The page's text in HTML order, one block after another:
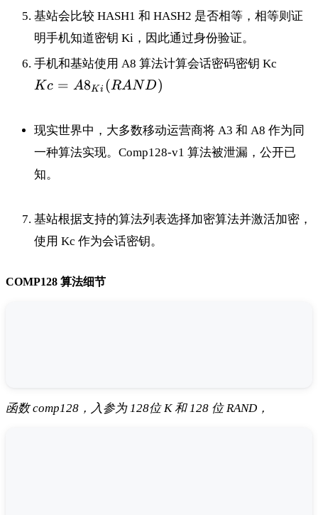
基站会比较 HASH1 和 HASH2 是否相等，相等则证
明手机知道密钥 Ki，因此通过身份验证。
手机和基站使用 A8 算法计算会话密码密钥 Kc
Kc = A8Ki (RAND)
现实世界中，大多数移动运营商将 A3 和 A8 作为同
一种算法实现。Comp128-v1 算法被泄漏，公开已
知。
基站根据支持的算法列表选择加密算法并激活加密，
使用 Kc 作为会话密钥。
COMP128 算法细节
函数 comp128，入参为 128位 K 和 128 位 RAND，